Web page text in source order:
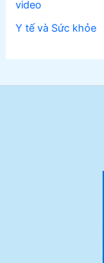
video
Y tế và Sức khỏe